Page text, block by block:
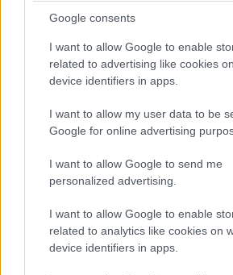
Google consents
I want to allow Google to enable
related to advertising like cookies
device identifiers in apps.
I want to allow my user data to be
Google for online advertising
I want to allow Google to send me
personalized advertising.
I want to allow Google to enable
related to analytics like cookies on
device identifiers in apps.
Tech
Senki nem akar
Tech| 2013.08.02 08:30
Megint
| 2013.08.01 08:30
Remek hír a
Üzlet | 2013.07.31 15:00